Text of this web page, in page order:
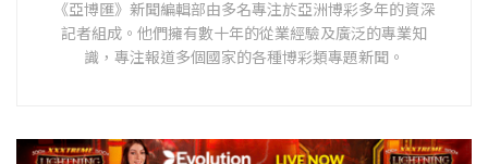
《亞博匯》新聞編輯部由多名專注於亞洲博彩多年的資深
記者組成。他們擁有數十年的從業經驗及廣泛的專業知
識，專注報道多個國家的各種博彩類專題新聞。